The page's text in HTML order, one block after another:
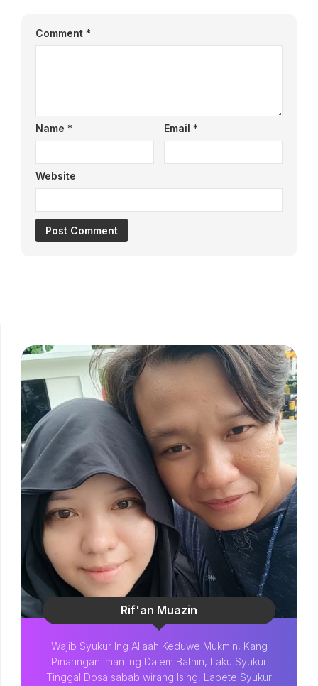
Comment *
Name * Email *
Website
Rif'an Muazin
Wajib Syukur Ing Allaah Keduwe Mukmin, Kang
Pinaringan Iman ing Dalem Bathin, Laku Syukur
Tinggal Dosa sabab wirang Ising, Labete Syukur